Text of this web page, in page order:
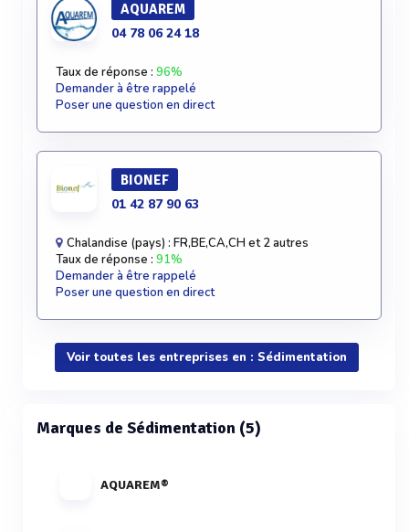
AQUAREM
04 78 06 24 18
Taux de réponse : 96%
Demander à être rappelé
Poser une question en direct
BIONEF
01 42 87 90 63
Chalandise (pays) : FR,BE,CA,CH et 2 autres
Taux de réponse : 91%
Demander à être rappelé
Poser une question en direct
Voir toutes les entreprises en : Sédimentation
Marques de Sédimentation (5)
AQUAREM®